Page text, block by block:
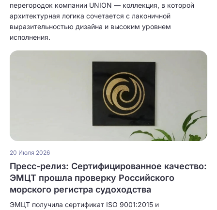
перегородок компании UNION — коллекция, в которой
архитектурная логика сочетается с лаконичной
выразительностью дизайна и высоким уровнем
исполнения.
20 Июля 2026
Пресс-релиз: Сертифицированное качество:
ЭМЦТ прошла проверку Российского
морского регистра судоходства
ЭМЦТ получила сертификат ISO 9001:2015 и